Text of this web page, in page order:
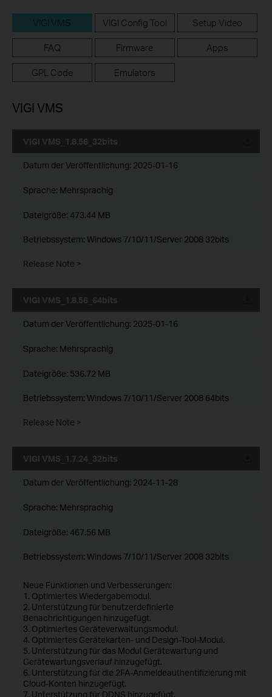
VIGI VMS VIGI Config Tool Setup Video
FAQ Firmware Apps
GPL Code Emulators
VIGI VMS
VIGI VMS_1.8.56_32bits
Datum der Veröffentlichung: 2025-01-16
Sprache: Mehrsprachig
Dateigröße: 473.44 MB
Betriebssystem: Windows 7/10/11/Server 2008 32bits
Release Note >
VIGI VMS_1.8.56_64bits
Datum der Veröffentlichung: 2025-01-16
Sprache: Mehrsprachig
Dateigröße: 536.72 MB
Betriebssystem: Windows 7/10/11/Server 2008 64bits
Release Note >
VIGI VMS_1.7.24_32bits
Datum der Veröffentlichung: 2024-11-28
Sprache: Mehrsprachig
Dateigröße: 467.56 MB
Betriebssystem: Windows 7/10/11/Server 2008 32bits
Neue Funktionen und Verbesserungen:
1. Optimiertes Wiedergabemodul.
2. Unterstützung für benutzerdefinierte
Benachrichtigungen hinzugefügt.
3. Optimiertes Geräteverwaltungsmodul.
4. Optimiertes Gerätekarten- und Design-Tool-Modul.
5. Unterstützung für das Modul Gerätewartung und
Gerätewartungsverlauf hinzugefügt.
6. Unterstützung für die 2FA-Anmeldeauthentifizierung mit
Cloud-Konten hinzugefügt.
7. Unterstützung für DDNS hinzugefügt.